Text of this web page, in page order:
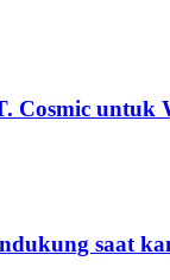
Cosmic
saat